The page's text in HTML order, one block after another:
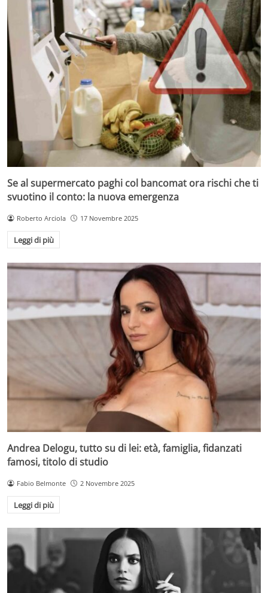
Se al supermercato paghi col bancomat ora rischi che ti
svuotino il conto: la nuova emergenza
Roberto Arciola 17 Novembre 2025
Leggi di più
Andrea Delogu, tutto su di lei: età, famiglia, fidanzati
famosi, titolo di studio
Fabio Belmonte 2 Novembre 2025
Leggi di più